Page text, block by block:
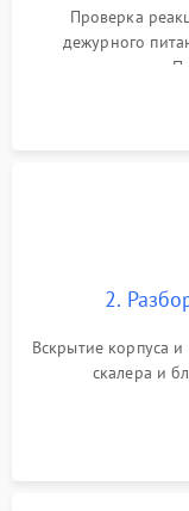
Проверка
дежурного
повреждения.
изображения,
2.
Вскрытие корпуса
скалера и
конденсаторов,
контактов